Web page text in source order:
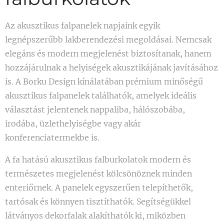
ményű,
energiat
akarékos
és
környez
etbarát,
mobil
párologt
akár 22
000
m³/h
légszállí
tással
Az akusztikus falpanelek napjaink egyik
legnépszerűbb lakberendezési megoldásai. Nemcsak
elegáns és modern megjelenést biztosítanak, hanem
hozzájárulnak a helyiségek akusztikájának javításához
is. A Borku Design kínálatában prémium minőségű
akusztikus falpanelek találhatók, amelyek ideális
választást jelentenek nappaliba, hálószobába,
irodába, üzlethelyiségbe vagy akár
konferenciatermekbe is.
A fa hatású akusztikus falburkolatok modern és
természetes megjelenést kölcsönöznek minden
enteriőrnek. A panelek egyszerűen telepíthetők,
tartósak és könnyen tisztíthatók. Segítségükkel
látványos dekorfalak alakíthatók ki, miközben